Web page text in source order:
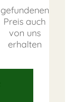
gefundenen
Preis auch
von uns
erhalten